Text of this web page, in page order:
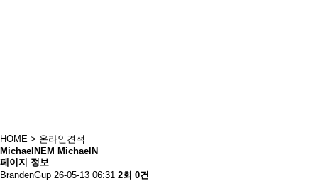
HOME > 온라인견적
MichaelNEM MichaelN
페이지 정보
BrandenGup 26-05-13 06:31 2회 0건